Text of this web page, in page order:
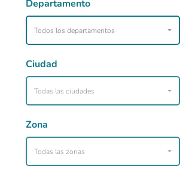
Departamento
Todos los departamentos
Ciudad
Todas las ciudades
Zona
Todas las zonas